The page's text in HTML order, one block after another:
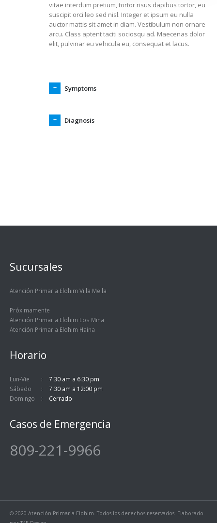
vitae interdum pretium, tortor risus dapibus tortor, eu
suscipit orci leo sed nisl. Integer et ipsum eu nulla
auctor mattis sit amet in diam. Vestibulum non ornare
arcu. Class aptent taciti sociosqu ad. Maecenas dolor
elit, pulvinar eu vehicula eu, consequat et lacus.
Symptoms
Diagnosis
Sucursales
Atención Primaria Elohim Villa Mella
Próximamente
Atención Primaria Elohim Los Mina
Atención Primaria Elohim Haina
Horario
Lun-Vie
7:30 am a 6:30 pm
Sábado
7:30 am a 12:00 pm
Domingo
Cerrado
Casos de Emergencia
809-221-9966
© 2020 Atención Primaria Elohim. Todos los derechos reservados. Elaborado